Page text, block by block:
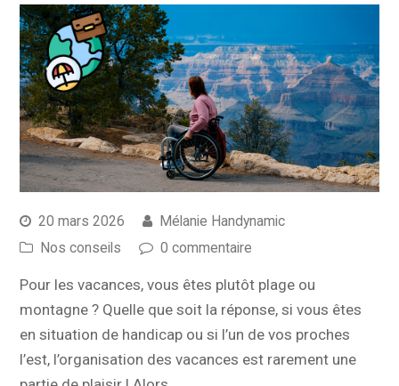
20 mars 2026
Mélanie Handynamic
Nos conseils
0 commentaire
Pour les vacances, vous êtes plutôt plage ou
montagne ? Quelle que soit la réponse, si vous êtes
en situation de handicap ou si l’un de vos proches
l’est, l’organisation des vacances est rarement une